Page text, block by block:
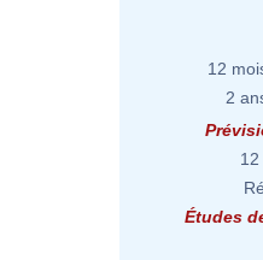
12
2
Études